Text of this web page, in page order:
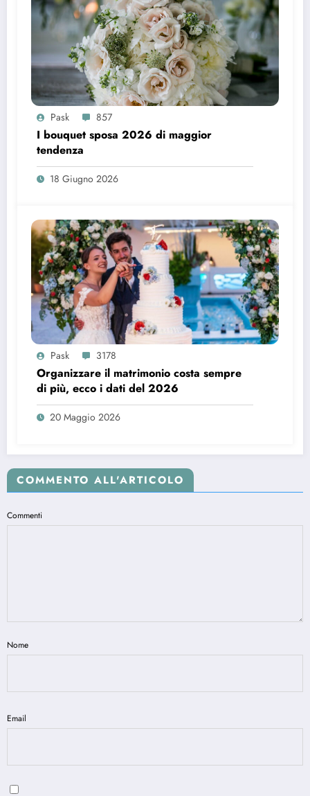
Pask 857
I bouquet sposa 2026 di maggior
tendenza
18 Giugno 2026
Pask 3178
Organizzare il matrimonio costa sempre
di più, ecco i dati del 2026
20 Maggio 2026
COMMENTO ALL'ARTICOLO
Commenti
Nome
Email